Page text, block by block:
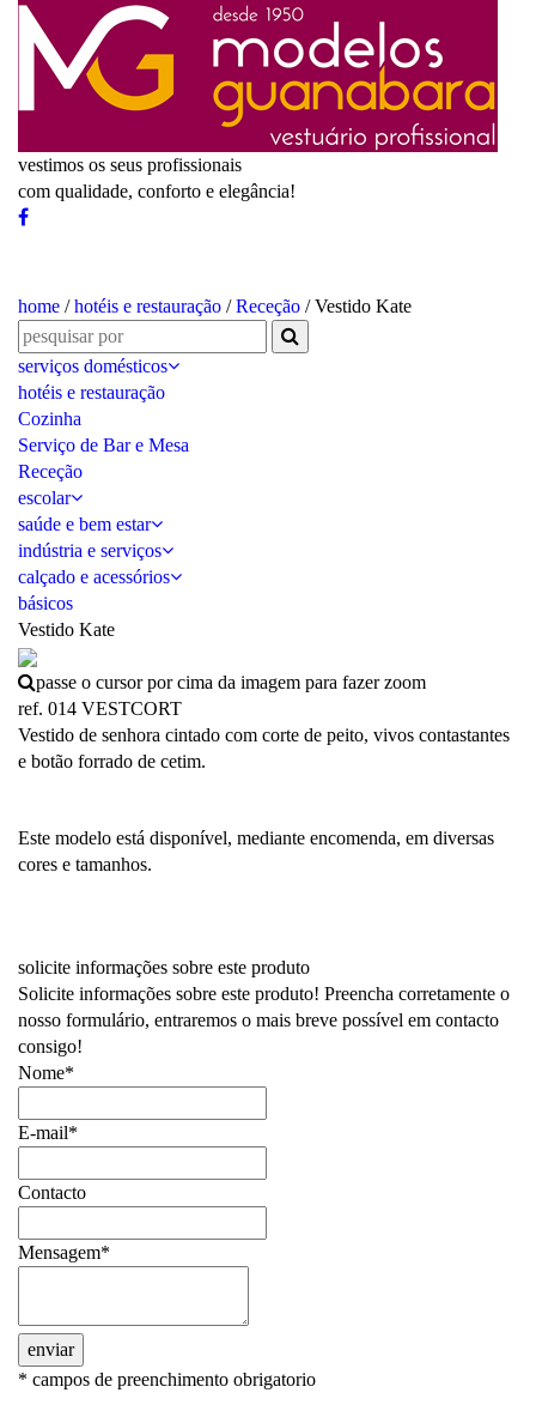
vestimos os seus profissionais
com qualidade, conforto e elegância!
home /hotéis e restauração /Receção / Vestido Kate
serviços domésticos
hotéis e restauração
Cozinha
Serviço de Bar e Mesa
Receção
escolar
saúde e bem estar
indústria e serviços
calçado e acessórios
básicos
Vestido Kate
passe o cursor por cima da imagem para fazer zoom
ref. 014 VESTCORT
Vestido de senhora cintado com corte de peito, vivos contastantes
e botão forrado de cetim.
Este modelo está disponível, mediante encomenda, em diversas
cores e tamanhos.
solicite informações sobre este produto
Solicite informações sobre este produto! Preencha corretamente o
nosso formulário, entraremos o mais breve possível em contacto
consigo!
Nome*
E-mail*
Contacto
Mensagem*
enviar
* campos de preenchimento obrigatorio